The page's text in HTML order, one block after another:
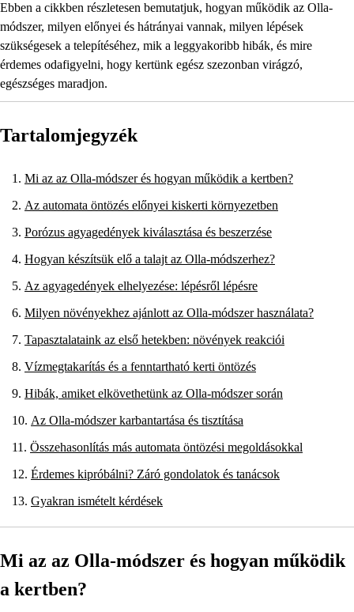
Ebben a cikkben részletesen bemutatjuk, hogyan működik az Olla-
módszer, milyen előnyei és hátrányai vannak, milyen lépések
szükségesek a telepítéséhez, mik a leggyakoribb hibák, és mire
érdemes odafigyelni, hogy kertünk egész szezonban virágzó,
egészséges maradjon.
Tartalomjegyzék
Mi az az Olla-módszer és hogyan működik a kertben?
Az automata öntözés előnyei kiskerti környezetben
Porózus agyagedények kiválasztása és beszerzése
Hogyan készítsük elő a talajt az Olla-módszerhez?
Az agyagedények elhelyezése: lépésről lépésre
Milyen növényekhez ajánlott az Olla-módszer használata?
Tapasztalataink az első hetekben: növények reakciói
Vízmegtakarítás és a fenntartható kerti öntözés
Hibák, amiket elkövethetünk az Olla-módszer során
Az Olla-módszer karbantartása és tisztítása
Összehasonlítás más automata öntözési megoldásokkal
Érdemes kipróbálni? Záró gondolatok és tanácsok
Gyakran ismételt kérdések
Mi az az Olla-módszer és hogyan működik
a kertben?